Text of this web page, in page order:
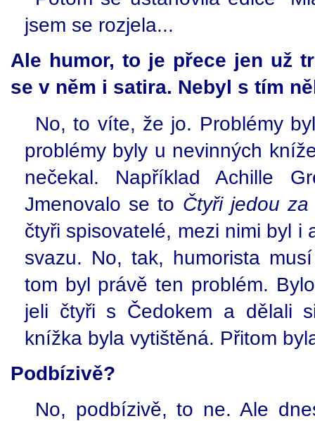
jsem se rozjela...
Ale humor, to je přece jen už
se v něm i satira. Nebyl s tím
No, to víte, že jo. Problémy
problémy byly u nevinných
nečekal. Například Achille
Jmenovalo se to Čtyři jedou za
čtyři spisovatelé, mezi nimi byl i
svazu. No, tak, humorista
tom byl právě ten problém.
jeli čtyři s Čedokem a dělali
knížka byla vytištěná. Přitom
Podbízivě?
No, podbízivě, to ne. Ale